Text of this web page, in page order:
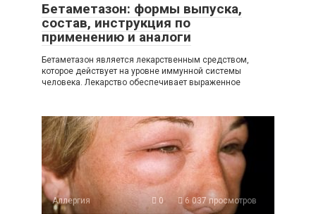
Бетаметазон: формы выпуска,
состав, инструкция по
применению и аналоги
Бетаметазон является лекарственным средством,
которое действует на уровне иммунной системы
человека. Лекарство обеспечивает выраженное
Аллергия 0 6 037 просмотров